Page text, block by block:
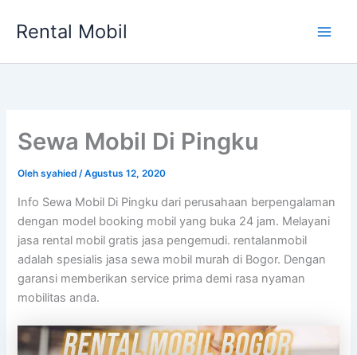
Rental Mobil
Sewa Mobil Di Pingku
Olehsyahied/Agustus 12, 2020
Info Sewa Mobil Di Pingku dari perusahaan berpengalaman
dengan model booking mobil yang buka 24 jam. Melayani
jasa rental mobil gratis jasa pengemudi. rentalanmobil
adalah spesialis jasa sewa mobil murah di Bogor. Dengan
garansi memberikan service prima demi rasa nyaman
mobilitas anda.